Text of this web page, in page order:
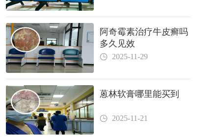
阿奇霉素治疗牛皮癣吗
多久见效
2025-11-29
蒽林软膏哪里能买到
2025-11-21